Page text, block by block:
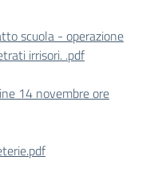
scuola - operazione
irrisori. .pdf
14 novembre ore